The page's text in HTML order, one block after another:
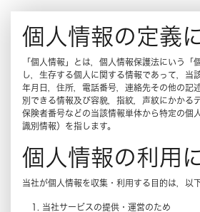
個人情報の定義
「個人情報」とは，個人情報保護法にいう「
し，生存する個人に関する情報であって，当
年月日，住所，電話番号，連絡先その他の記
別できる情報及び容貌，指紋，声紋にかかる
保険者番号などの当該情報単体から特定の個
識別情報）を指します。
個人情報の利用
当社が個人情報を収集・利用する目的は，以
当社サービスの提供・運営のため